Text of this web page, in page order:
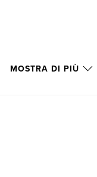
MOSTRA DI PIÙ